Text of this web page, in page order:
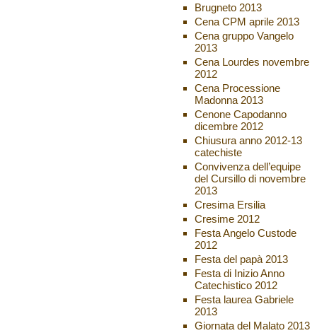
Brugneto 2013
Cena CPM aprile 2013
Cena gruppo Vangelo
2013
Cena Lourdes novembre
2012
Cena Processione
Madonna 2013
Cenone Capodanno
dicembre 2012
Chiusura anno 2012-13
catechiste
Convivenza dell’equipe
del Cursillo di novembre
2013
Cresima Ersilia
Cresime 2012
Festa Angelo Custode
2012
Festa del papà 2013
Festa di Inizio Anno
Catechistico 2012
Festa laurea Gabriele
2013
Giornata del Malato 2013